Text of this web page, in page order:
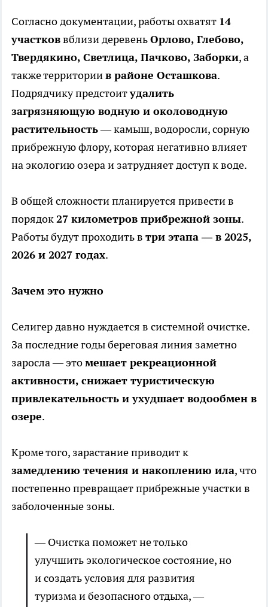
Согласно документации, работы охватят 14
участковвблизи деревеньОрлово, Глебово,
Твердякино, Светлица, Пачково, Заборки, а
также территориив районе Осташкова.
Подрядчику предстоитудалить
загрязняющую водную и околоводную
растительность— камыш, водоросли, сорную
прибрежную флору, которая негативно влияет
на экологию озера и затрудняет доступ к воде.
В общей сложности планируется привести в
порядок27 километров прибрежной зоны.
Работы будут проходить в три этапа — в 2025,
2026 и 2027 годах.
Зачем это нужно
Селигер давно нуждается в системной очистке.
За последние годы береговая линия заметно
заросла — этомешает рекреационной
активности, снижает туристическую
привлекательность и ухудшает водообмен в
озере.
Кроме того, зарастание приводит к
замедлению течения и накоплению ила, что
постепенно превращает прибрежные участки в
заболоченные зоны.
— Очистка поможет не только
улучшить экологическое состояние, но
и создать условия для развития
туризма и безопасного отдыха, —